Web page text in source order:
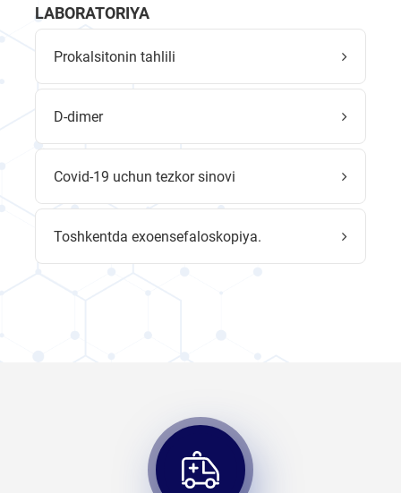
LABORATORIYA
Prokalsitonin tahlili
D-dimer
Covid-19 uchun tezkor sinovi
Toshkentda exoensefaloskopiya.